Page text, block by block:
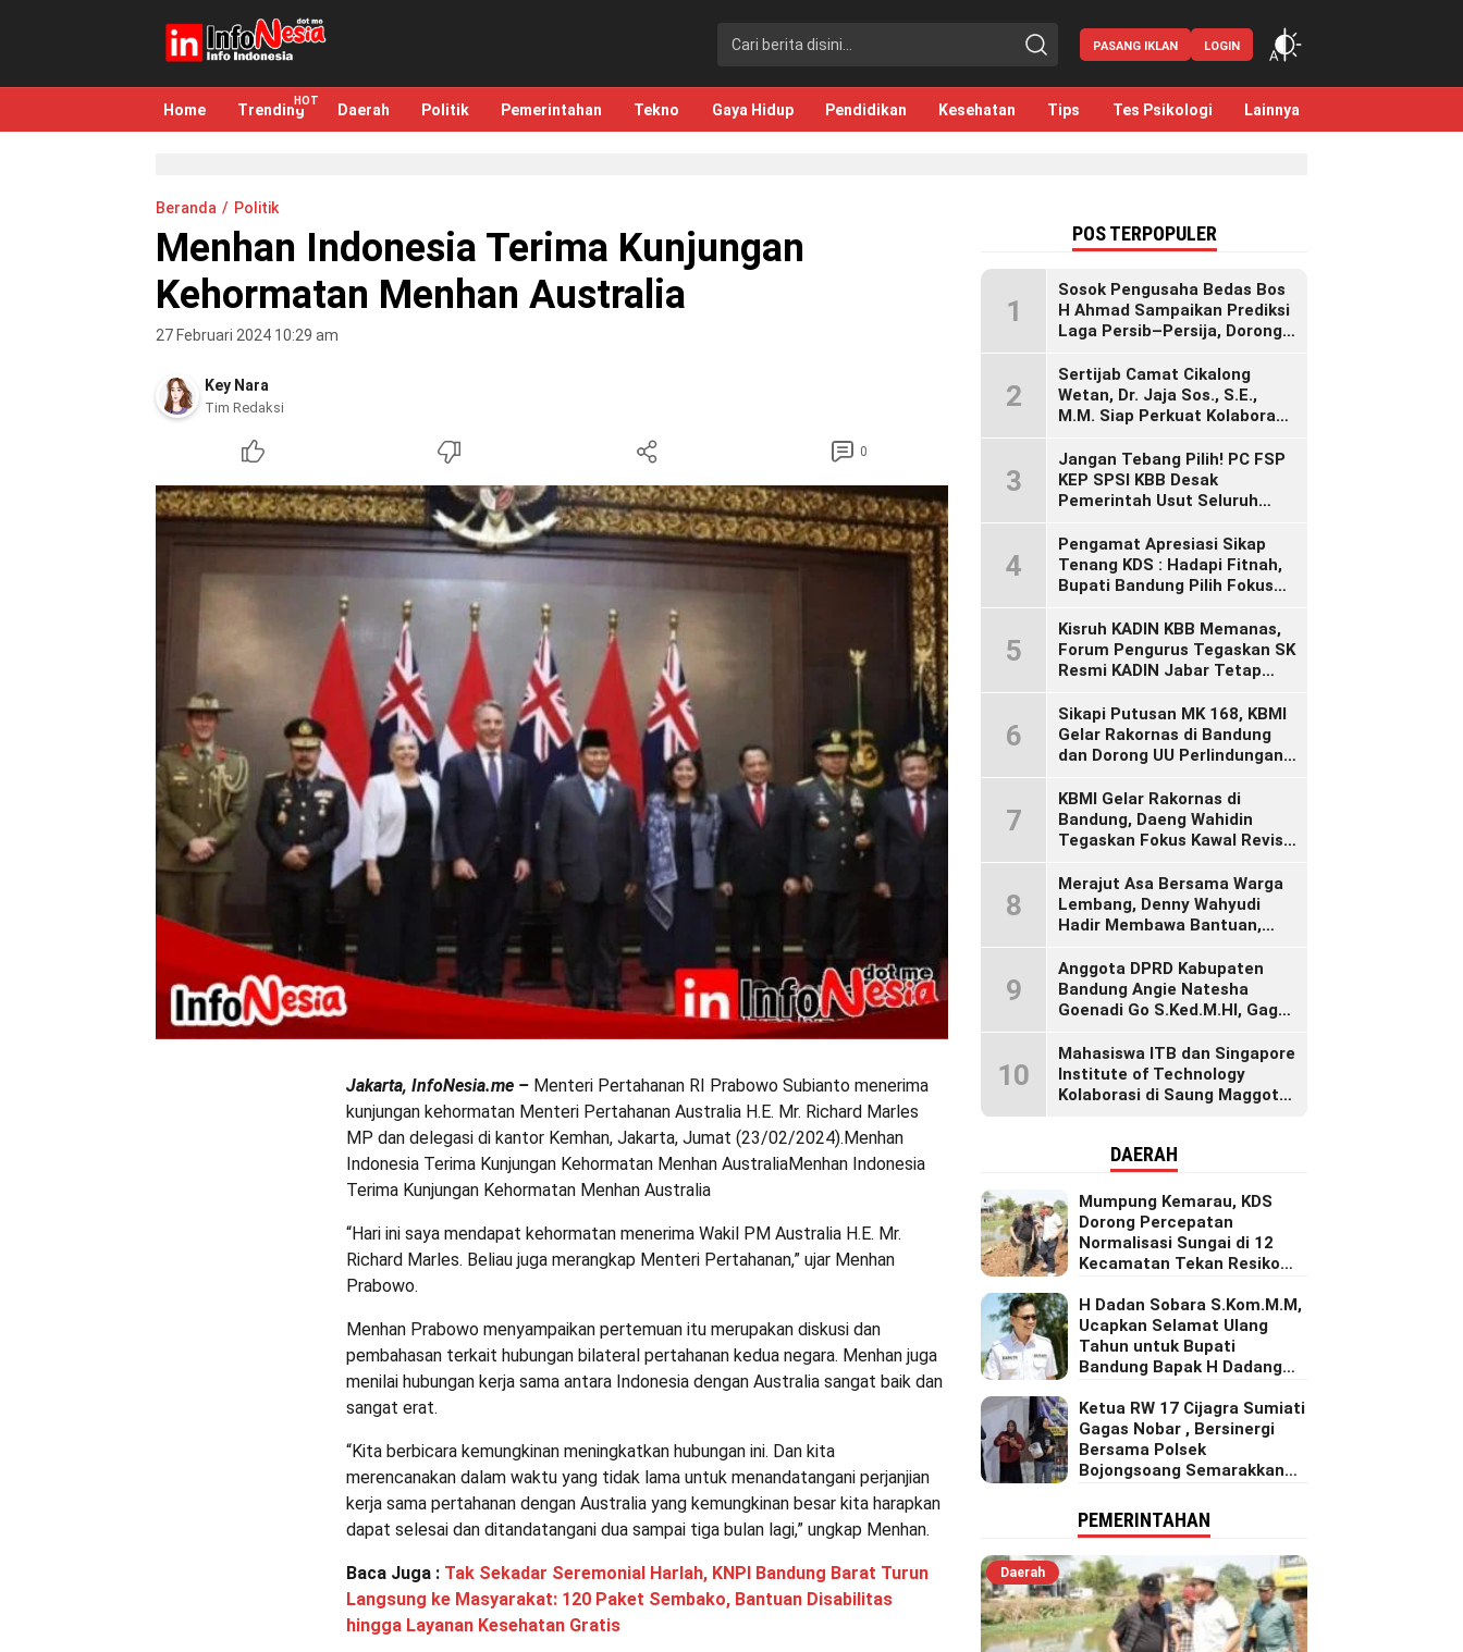
infonesia.me
Info Indonesia
PASANG IKLAN LOGIN
Home Trending Daerah Politik Pemerintahan Tekno Gaya Hidup Pendidikan Kesehatan Tips Tes Psikologi Lainnya
Beranda Politik
Menhan Indonesia Terima Kunjungan
Kehormatan Menhan Australia
27 Februari 2024 10:29 am
Key Nara
Tim Redaksi
0
Jakarta, InfoNesia.me – Menteri Pertahanan RI Prabowo Subianto menerima
kunjungan kehormatan Menteri Pertahanan Australia H.E. Mr. Richard Marles
MP dan delegasi di kantor Kemhan, Jakarta, Jumat (23/02/2024).Menhan
Indonesia Terima Kunjungan Kehormatan Menhan AustraliaMenhan Indonesia
Terima Kunjungan Kehormatan Menhan Australia
“Hari ini saya mendapat kehormatan menerima Wakil PM Australia H.E. Mr.
Richard Marles. Beliau juga merangkap Menteri Pertahanan,” ujar Menhan
Prabowo.
Menhan Prabowo menyampaikan pertemuan itu merupakan diskusi dan
pembahasan terkait hubungan bilateral pertahanan kedua negara. Menhan juga
menilai hubungan kerja sama antara Indonesia dengan Australia sangat baik dan
sangat erat.
“Kita berbicara kemungkinan meningkatkan hubungan ini. Dan kita
merencanakan dalam waktu yang tidak lama untuk menandatangani perjanjian
kerja sama pertahanan dengan Australia yang kemungkinan besar kita harapkan
dapat selesai dan ditandatangani dua sampai tiga bulan lagi,” ungkap Menhan.
Baca Juga : Tak Sekadar Seremonial Harlah, KNPI Bandung Barat Turun
Langsung ke Masyarakat: 120 Paket Sembako, Bantuan Disabilitas
hingga Layanan Kesehatan Gratis
POS TERPOPULER
1
Sosok Pengusaha Bedas Bos
H Ahmad Sampaikan Prediksi
Laga Persib–Persija, Dorong
Berada
2
Sertijab Camat Cikalong
Wetan, Dr. Jaja Sos., S.E.,
M.M. Siap Perkuat Kolaborasi
Lebih Maju dan Sejahtera
3
Jangan Tebang Pilih! PC FSP
KEP SPSI KBB Desak
Pemerintah Usut Seluruh
Langgar Hak Pekerja Pasca
Sidak KDM”
4
Pengamat Apresiasi Sikap
Tenang KDS : Hadapi Fitnah,
Bupati Bandung Pilih Fokus
5
Kisruh KADIN KBB Memanas,
Forum Pengurus Tegaskan SK
Resmi KADIN Jabar Tetap
Segera Bertindak
6
Sikapi Putusan MK 168, KBMI
Gelar Rakornas di Bandung
dan Dorong UU Perlindungan
7
KBMI Gelar Rakornas di
Bandung, Daeng Wahidin
Tegaskan Fokus Kawal Revisi
8
Merajut Asa Bersama Warga
Lembang, Denny Wahyudi
Hadir Membawa Bantuan,
Menyalakan Semangat
Generasi Muda
9
Anggota DPRD Kabupaten
Bandung Angie Natesha
Goenadi Go S.Ked.M.HI, Gagas
Lewat Agenda Senam Pagi
10
Mahasiswa ITB dan Singapore
Institute of Technology
Kolaborasi di Saung Maggot
Riset Inovatif
DAERAH
Mumpung Kemarau, KDS
Dorong Percepatan
Normalisasi Sungai di 12
Kecamatan Tekan Resiko
H Dadan Sobara S.Kom.M.M,
Ucapkan Selamat Ulang
Tahun untuk Bupati
Bandung Bapak H Dadang
Ketua RW 17 Cijagra Sumiati
Gagas Nobar , Bersinergi
Bersama Polsek
Bojongsoang Semarakkan
PEMERINTAHAN
Daerah